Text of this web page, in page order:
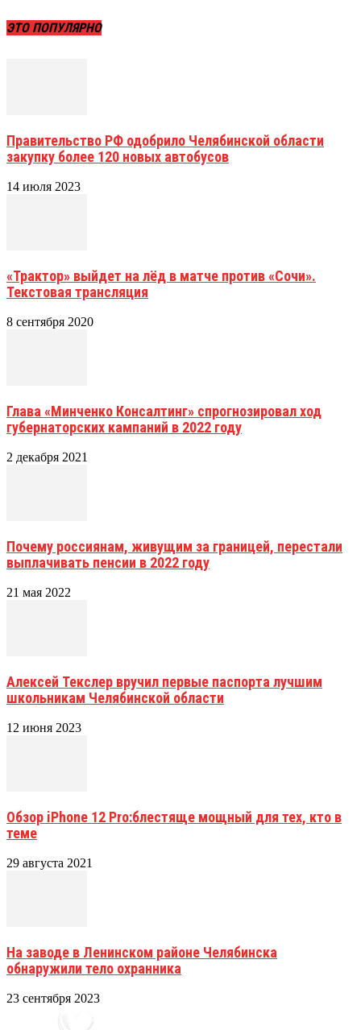
ЭТО ПОПУЛЯРНО
Правительство РФ одобрило Челябинской области
закупку более 120 новых автобусов
14 июля 2023
«Трактор» выйдет на лёд в матче против «Сочи».
Текстовая трансляция
8 сентября 2020
Глава «Минченко Консалтинг» спрогнозировал ход
губернаторских кампаний в 2022 году
2 декабря 2021
Почему россиянам, живущим за границей, перестали
выплачивать пенсии в 2022 году
21 мая 2022
Алексей Текслер вручил первые паспорта лучшим
школьникам Челябинской области
12 июня 2023
Обзор iPhone 12 Pro:блестяще мощный для тех, кто в
теме
29 августа 2021
На заводе в Ленинском районе Челябинска
обнаружили тело охранника
23 сентября 2023